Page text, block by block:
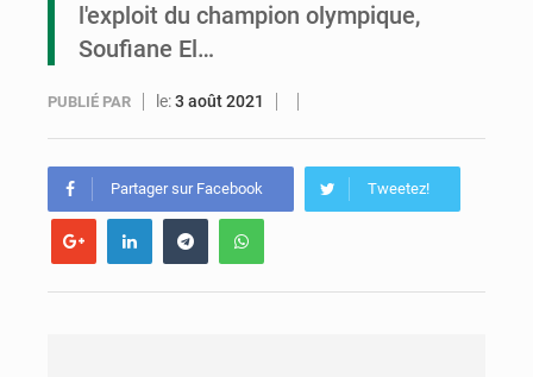
l'exploit du champion olympique,
Soufiane El…
PUBLIÉ PAR le:3 août 2021
Partager sur Facebook Tweetez!